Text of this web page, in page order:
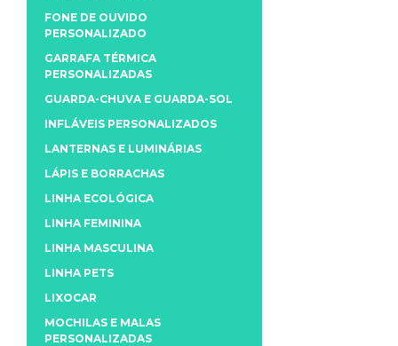
FONE DE OUVIDO
PERSONALIZADO
GARRAFA TÉRMICA
PERSONALIZADAS
GUARDA-CHUVA E GUARDA-SOL
INFLÁVEIS PERSONALIZADOS
LANTERNAS E LUMINÁRIAS
LÁPIS E BORRACHAS
LINHA ECOLÓGICA
LINHA FEMININA
LINHA MASCULINA
LINHA PETS
LIXOCAR
MOCHILAS E MALAS
PERSONALIZADAS